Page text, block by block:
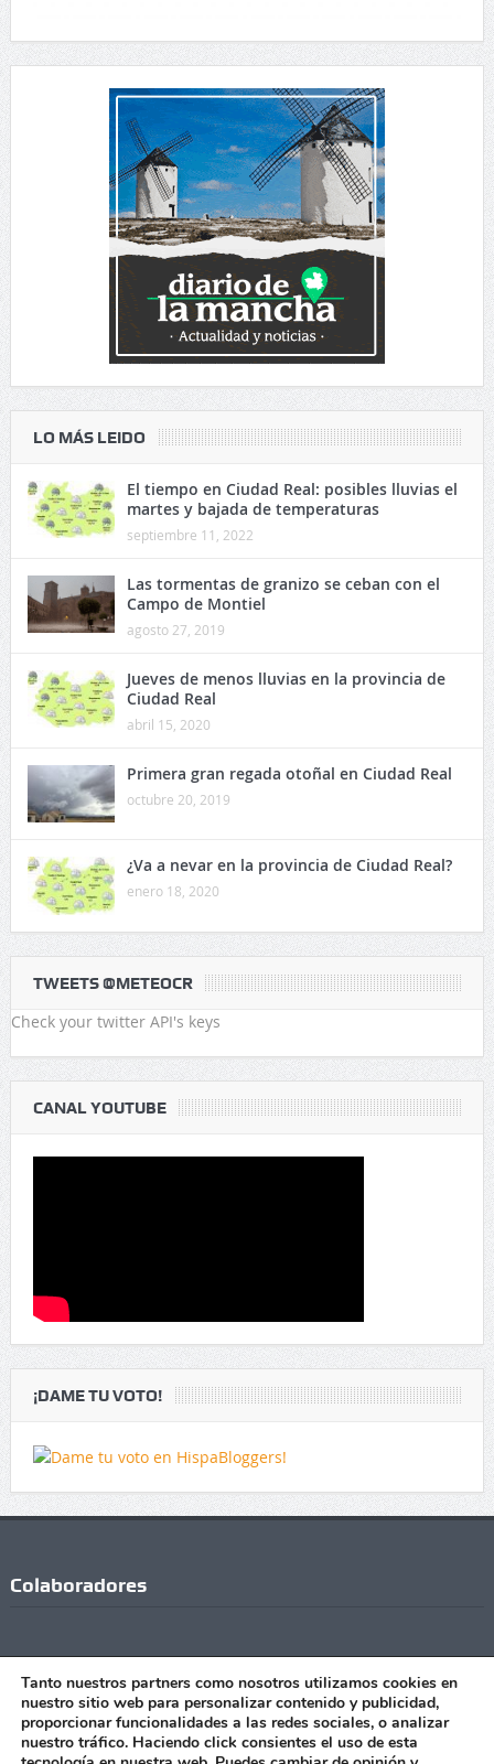
LO MÁS LEIDO
El tiempo en Ciudad Real: posibles lluvias el
martes y bajada de temperaturas
septiembre 11, 2022
Las tormentas de granizo se ceban con el
Campo de Montiel
agosto 27, 2019
Jueves de menos lluvias en la provincia de
Ciudad Real
abril 15, 2020
Primera gran regada otoñal en Ciudad Real
octubre 20, 2019
¿Va a nevar en la provincia de Ciudad Real?
enero 18, 2020
TWEETS @METEOCR
Check your twitter API's keys
CANAL YOUTUBE
¡DAME TU VOTO!
Colaboradores
Tanto nuestros partners como nosotros utilizamos cookies en
nuestro sitio web para personalizar contenido y publicidad,
proporcionar funcionalidades a las redes sociales, o analizar
nuestro tráfico. Haciendo click consientes el uso de esta